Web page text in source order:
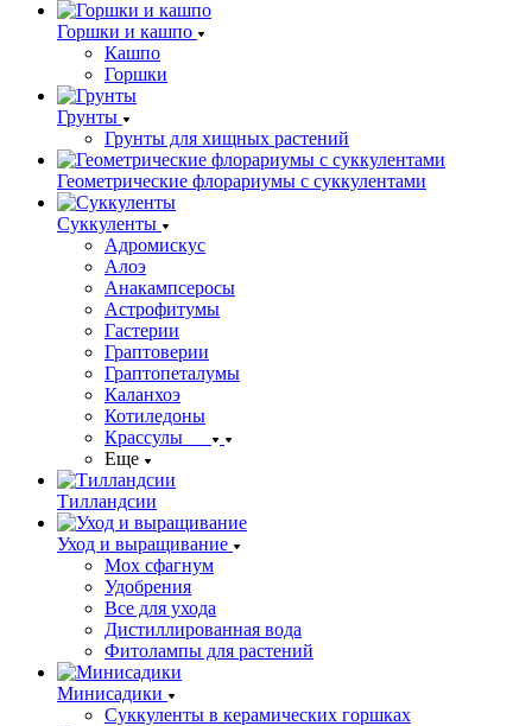
Горшки и кашпо
Кашпо
Горшки
Грунты
Грунты для хищных растений
Геометрические флорариумы с суккулентами
Суккуленты
Адромискус
Алоэ
Анакампсеросы
Астрофитумы
Гастерии
Граптоверии
Граптопеталумы
Каланхоэ
Котиледоны
Крассулы
Еще
Тилландсии
Уход и выращивание
Мох сфагнум
Удобрения
Все для ухода
Дистиллированная вода
Фитолампы для растений
Минисадики
Суккуленты в керамических горшках